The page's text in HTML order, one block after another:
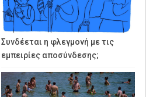
Συνδέεται η φλεγμονή με τις
εμπειρίες αποσύνδεσης;